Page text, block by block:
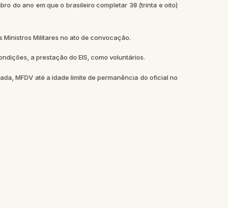
do ano em que o brasileiro completar 38 (trinta e oito)
Militares no ato de convocação.
a prestação do EIS, como voluntários.
MFDV até a idade limite de permanência do oficial no